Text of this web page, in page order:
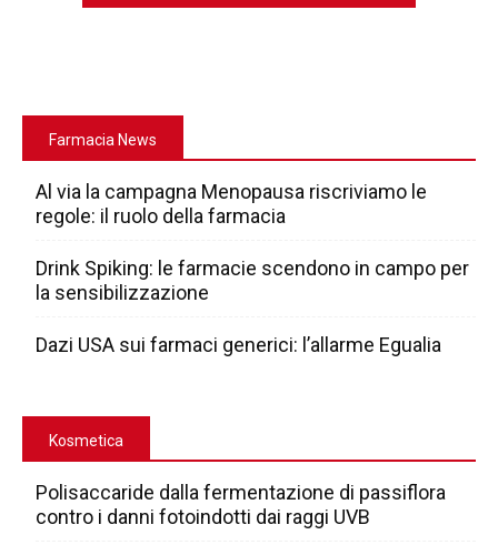
Farmacia News
Al via la campagna Menopausa riscriviamo le
regole: il ruolo della farmacia
Drink Spiking: le farmacie scendono in campo per
la sensibilizzazione
Dazi USA sui farmaci generici: l’allarme Egualia
Kosmetica
Polisaccaride dalla fermentazione di passiflora
contro i danni fotoindotti dai raggi UVB